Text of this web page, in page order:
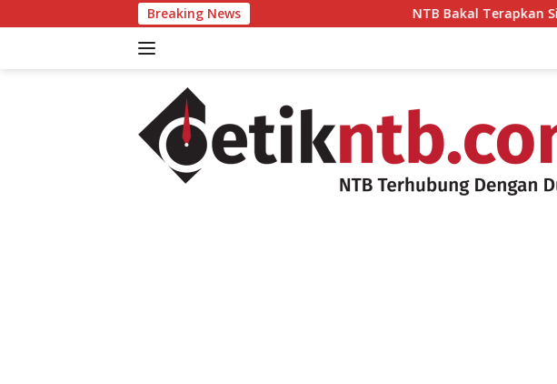
ke
Breaking News NTB Bakal Terapkan Sistem